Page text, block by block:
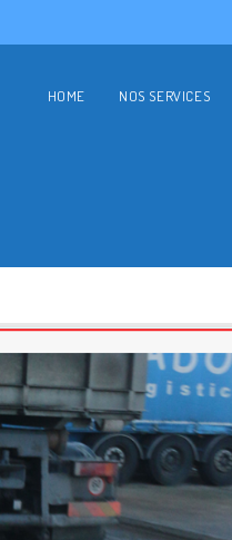
HOME NOS SERVICES